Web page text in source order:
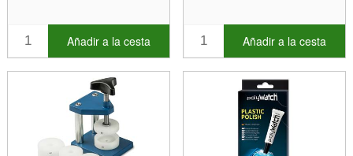
Añadir a la cesta Añadir a la cesta